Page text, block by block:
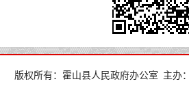
版权所有：霍山县人民政府办公室 主办